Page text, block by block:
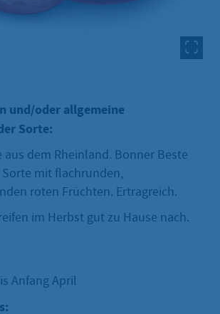
und/oder allgemeine
Sorte:
aus dem Rheinland. Bonner Beste
mit flachrunden,
roten Früchten. Ertragreich.
im Herbst gut zu Hause nach.
Anfang April